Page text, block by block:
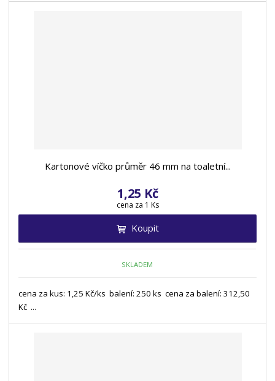
Kartonové víčko průměr 46 mm na toaletní...
1,25 Kč
cena za 1 Ks
Koupit
SKLADEM
cena za kus: 1,25 Kč/ks balení: 250 ks cena za balení: 312,50
Kč ...